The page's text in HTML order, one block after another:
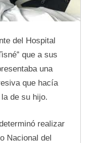
del Hospital
que a sus
una
que hacía
de su hijo.
realizar
Nacional del